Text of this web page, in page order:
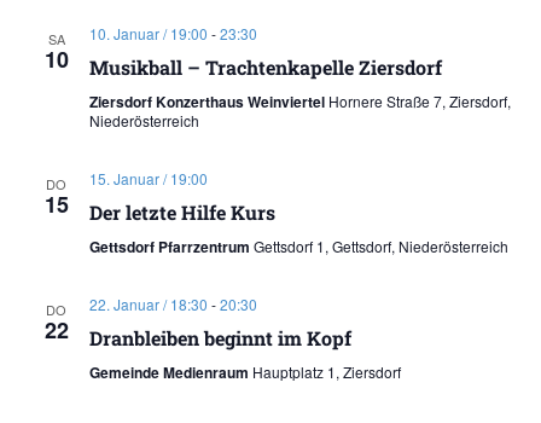
SA
10
10. Januar / 19:00 -23:30
Musikball – Trachtenkapelle Ziersdorf
Ziersdorf Konzerthaus Weinviertel Hornere Straße 7, Ziersdorf,
Niederösterreich
DO
15
15. Januar / 19:00
Der letzte Hilfe Kurs
Gettsdorf Pfarrzentrum Gettsdorf 1, Gettsdorf, Niederösterreich
DO
22
22. Januar / 18:30 -20:30
Dranbleiben beginnt im Kopf
Gemeinde Medienraum Hauptplatz 1, Ziersdorf